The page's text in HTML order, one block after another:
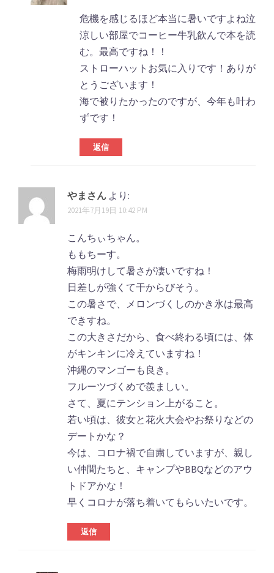
危機を感じるほど本当に暑いですよね泣
涼しい部屋でコーヒー牛乳飲んで本を読
む。最高ですね！！
ストローハットお気に入りです！ありが
とうございます！
海で被りたかったのですが、今年も叶わ
ずです！
返信
やまさん より:
2021年7月19日 10:42 PM
こんちぃちゃん。
ももちーす。
梅雨明けして暑さが凄いですね！
日差しが強くて干からびそう。
この暑さで、メロンづくしのかき氷は最高
できすね。
この大きさだから、食べ終わる頃には、体
がキンキンに冷えていますね！
沖縄のマンゴーも良き。
フルーツづくめで羨ましい。
さて、夏にテンション上がること。
若い頃は、彼女と花火大会やお祭りなどの
デートかな？
今は、コロナ禍で自粛していますが、親し
い仲間たちと、キャンプやBBQなどのアウ
トドアかな！
早くコロナが落ち着いてもらいたいです。
返信